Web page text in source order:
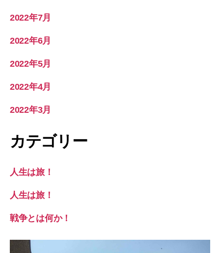
2022年7月
2022年6月
2022年5月
2022年4月
2022年3月
カテゴリー
人生は旅！
人生は旅！
戦争とは何か！